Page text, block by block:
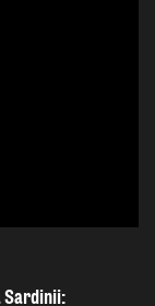
Sardinii: